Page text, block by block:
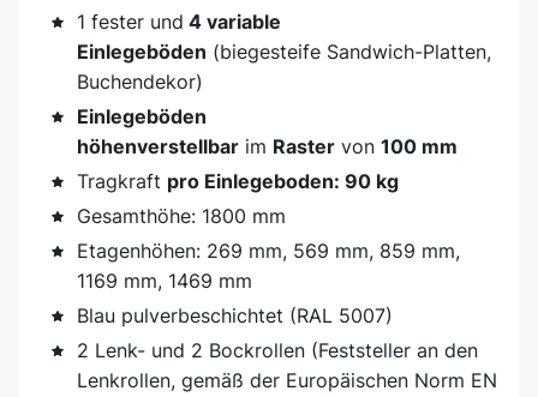
1 fester und 4 variable
Einlegeböden (biegesteife Sandwich-Platten,
Buchendekor)
Einlegeböden
höhenverstellbar im Raster von 100 mm
Tragkraft pro Einlegeboden: 90 kg
Gesamthöhe: 1800 mm
Etagenhöhen: 269 mm, 569 mm, 859 mm,
1169 mm, 1469 mm
Blau pulverbeschichtet (RAL 5007)
2 Lenk- und 2 Bockrollen (Feststeller an den
Lenkrollen, gemäß der Europäischen Norm EN